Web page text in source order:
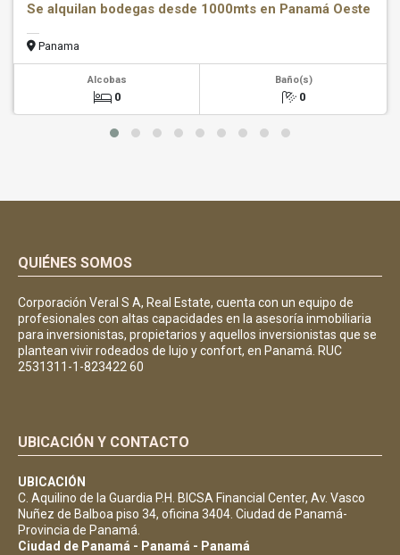
Se alquilan bodegas desde 1000mts en Panamá Oeste
Panama
Alcobas
0
Baño(s)
0
QUIÉNES SOMOS
Corporación Veral S A, Real Estate, cuenta con un equipo de
profesionales con altas capacidades en la asesoría inmobiliaria
para inversionistas, propietarios y aquellos inversionistas que se
plantean vivir rodeados de lujo y confort, en Panamá. RUC
2531311-1-823422 60
UBICACIÓN Y CONTACTO
UBICACIÓN
C. Aquilino de la Guardia P.H. BICSA Financial Center, Av. Vasco
Nuñez de Balboa piso 34, oficina 3404. Ciudad de Panamá-
Provincia de Panamá.
Ciudad de Panamá - Panamá - Panamá